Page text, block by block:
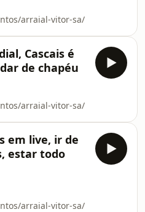
arraial-vitor-sa/
Cascais é
de chapéu
arraial-vitor-sa/
em live, ir de
estar todo
arraial-vitor-sa/